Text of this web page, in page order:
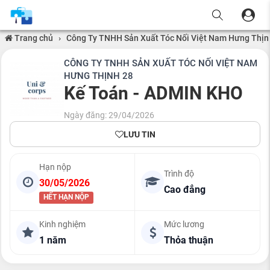
Trang chủ › Công Ty TNHH Sản Xuất Tóc Nối Việt Nam Hưng
CÔNG TY TNHH SẢN XUẤT TÓC NỐI VIỆT NAM
HƯNG THỊNH 28
Kế Toán - ADMIN KHO
Ngày đăng: 29/04/2026
LƯU TIN
Hạn nộp
30/05/2026
HẾT HẠN NỘP
Trình độ
Cao đẳng
Kinh nghiệm
1 năm
Mức lương
Thỏa thuận